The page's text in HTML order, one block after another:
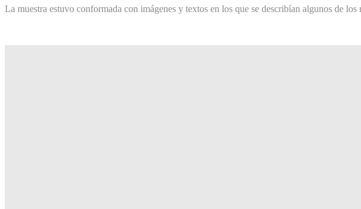
La muestra estuvo conformada con imágenes y textos en los que se describían algunos de